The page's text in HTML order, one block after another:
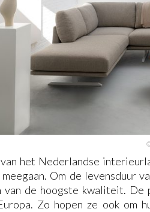
het Nederlandse
Om de levensduur
van de hoogste kwaliteit.
Zo hopen ze ook om